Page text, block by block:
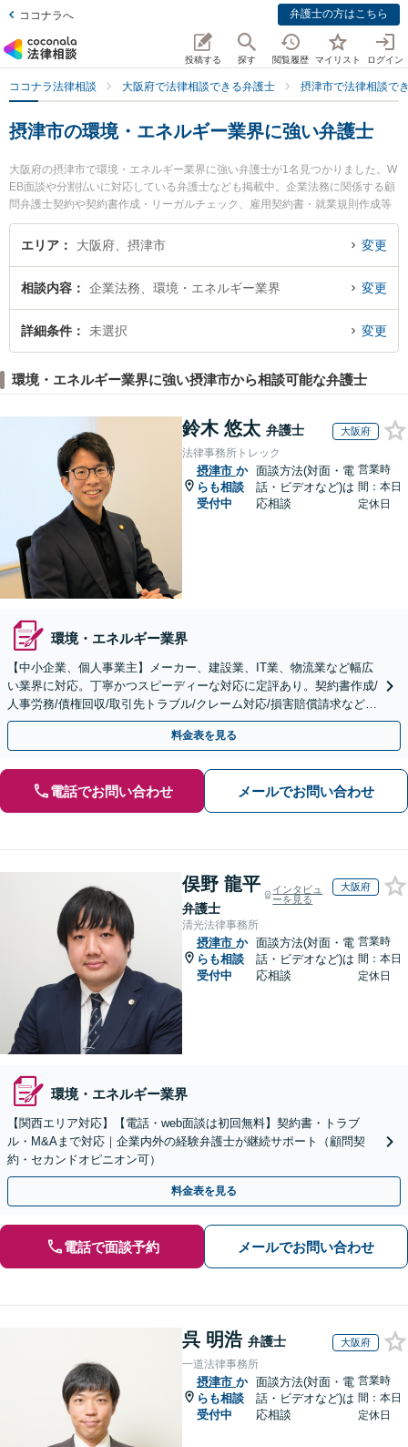
ココナラへ 弁護士の方はこちら
投稿する 探す 閲覧履歴 マイリスト ログイン
ココナラ法律相談 大阪府で法律相談できる弁護士 摂津市で法律相談で
摂津市の環境・エネルギー業界に強い弁護士
大阪府の摂津市で環境・エネルギー業界に強い弁護士が1名見つかりました。W
EB面談や分割払いに対応している弁護士なども掲載中。企業法務に関係する顧
問弁護士契約や契約書作成・リーガルチェック、雇用契約書・就業規則作成等
の細かな分野での絞り込み検索もでき便利です。特に大阪北摂法律事務所の磯
野 真弁護士のプロフィール情報や弁護士費用、強みなどが注目されています。
くの弁護士を検索したい』『初回相談無料で環境・エネルギー業界を法律相談
できる摂津市内の弁護士に相談予約したい』などでお困りの相談者さんにおす
すめです。
エリア 大阪府、摂津市 変更
相談内容 企業法務、環境・エネルギー業界 変更
詳細条件 未選択 変更
環境・エネルギー業界に強い摂津市から相談可能な弁護士
鈴木 悠太 弁護士 大阪府
法律事務所トレック
摂津市 か
らも相談
受付中
面談方法(対面・電
話・ビデオなど)は
応相談
営業時
間：本日
定休日
環境・エネルギー業界
【中小企業、個人事業主】メーカー、建設業、IT業、物流業など幅広
い業界に対応。丁寧かつスピーディーな対応に定評あり。契約書作成/
人事労務/債権回収/取引先トラブル/クレーム対応/損害賠償請求など。
【顧問／スポット対応可】【Web面談可】
料金表を見る
電話でお問い合わせ メールでお問い合わせ
俣野 龍平
弁護士
インタビュ
ーを見る
大阪府
清光法律事務所
摂津市 か
らも相談
受付中
面談方法(対面・電
話・ビデオなど)は
応相談
営業時
間：本日
定休日
環境・エネルギー業界
【関西エリア対応】【電話・web面談は初回無料】契約書・トラブ
ル・M&Aまで対応｜企業内外の経験弁護士が継続サポート（顧問契
約・セカンドオピニオン可）
料金表を見る
電話で面談予約 メールでお問い合わせ
呉 明浩 弁護士 大阪府
一道法律事務所
摂津市 か
らも相談
受付中
面談方法(対面・電
話・ビデオなど)は
応相談
営業時
間：本日
定休日